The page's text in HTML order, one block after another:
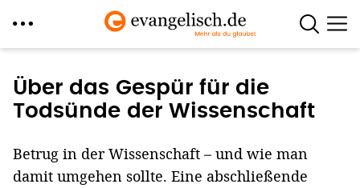
zum
Inhalt
Über das Gespür für die
Todsünde der Wissenschaft
Betrug in der Wissenschaft – und wie man
damit umgehen sollte. Eine abschließende